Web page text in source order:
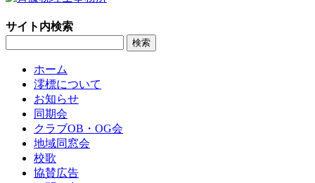
サイト内検索
ホーム
澪標について
お知らせ
同期会
クラブOB・OG会
地域同窓会
校歌
協賛広告